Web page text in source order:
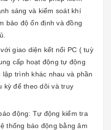
sáng và kiểm soát khí
bảo độ ổn định và đồng
giao diện kết nối PC ( tuỳ
cấp hoạt động tự động
trình khác nhau và phần
kỳ để theo dõi và truy
động: Tự động kiểm tra
thống báo động bằng âm